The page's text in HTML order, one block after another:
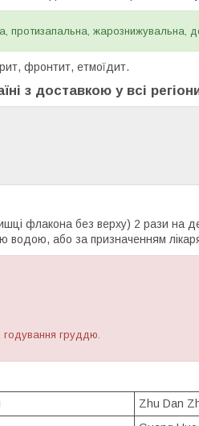
протизапальна, жарознижувальна,
фронтит, етмоїдит.
з доставкою у всі
флакона без верху) 2 рази на
водою, або за призначенням
годування груддю.
Zhu Dan